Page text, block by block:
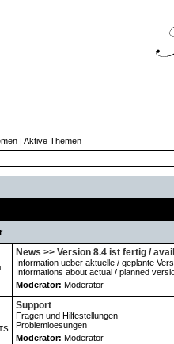
| Aktive Themen
News >> Version 8.4 ist fertig /
Information ueber aktuelle / geplante
Informations about actual / planned
Moderator: Moderator
Support
Fragen und Hilfestellungen
Problemloesungen
Moderator: Moderator